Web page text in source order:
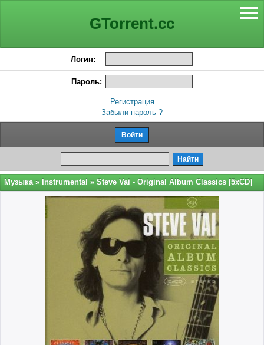
GTorrent.cc
Логин:
Пароль:
Регистрация
Забыли пароль ?
Музыка » Instrumental » Steve Vai - Original Album Classics [5xCD]